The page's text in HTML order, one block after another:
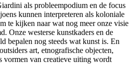
als probleempodium en de focus
kunnen interpreteren als koloniale
te kijken naar wat nog meer onze visie
Onze westerse kunstkaders en de
bepalen nog steeds wat kunst is. En
art, etnografische objecten,
vormen van creatieve uiting wordt